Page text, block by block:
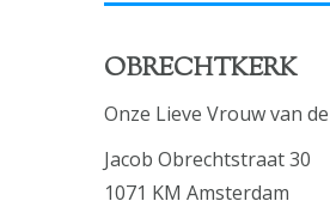
OBRECHTKERK
Onze Lieve Vrouw van
Jacob Obrechtstraat 30
1071 KM Amsterdam